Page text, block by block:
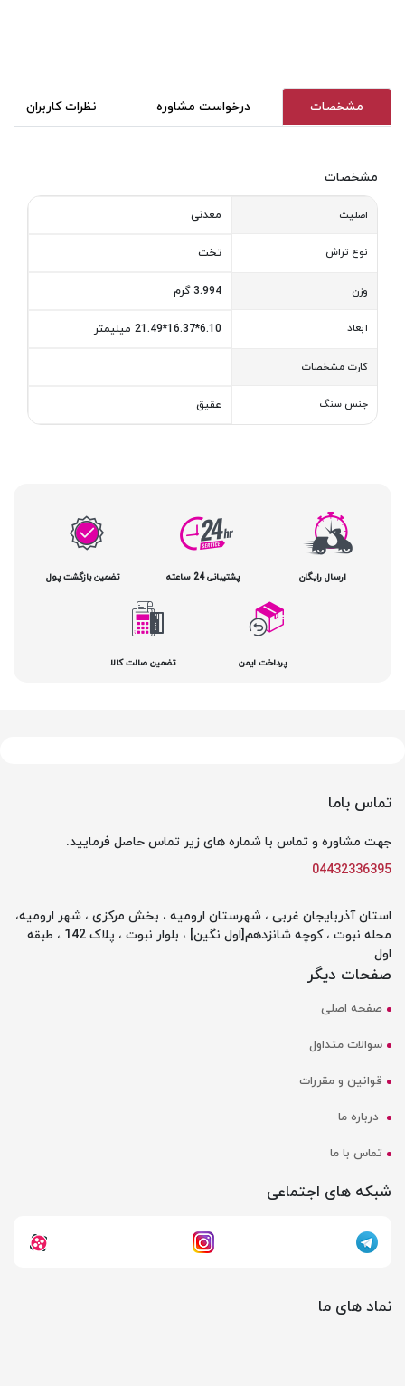
مشخصات درخواست مشاوره نظرات کاربران
مشخصات
اصلیت معدنی
نوع تراش تخت
وزن 3.994 گرم
ابعاد 6.10*16.37*21.49 میلیمتر
کارت مشخصات
جنس سنگ عقیق
ارسال رایگان پشتیبانی 24 ساعته تضمین بازگشت پول
پرداخت ایمن تضمین صالت کالا
تماس باما
جهت مشاوره و تماس با شماره های زیر تماس حاصل فرمایید.
04432336395
استان آذربایجان غربی ، شهرستان ارومیه ، بخش مرکزی ، شهر ارومیه،
محله نبوت ، کوچه شانزدهم[اول نگین] ، بلوار نبوت ، پلاک 142 ، طبقه
اول
صفحات دیگر
صفحه اصلی
سوالات متداول
قوانین و مقررات
درباره ما
تماس با ما
شبکه های اجتماعی
نماد های ما